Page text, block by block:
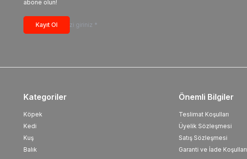
abone olun!
Kayıt Ol
Kategoriler
Köpek
Kedi
Kuş
Balık
Önemli Bilgiler
Teslimat Koşulları
Üyelik Sözleşmesi
Satış Sözleşmesi
Garanti ve İade Koşulları